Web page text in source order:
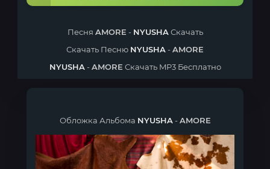
Песня AMORE - NYUSHAСкачать
Скачать Песню NYUSHA-AMORE
NYUSHA-AMORE Скачать MP3 Бесплатно
Обложка Альбома NYUSHA-AMORE